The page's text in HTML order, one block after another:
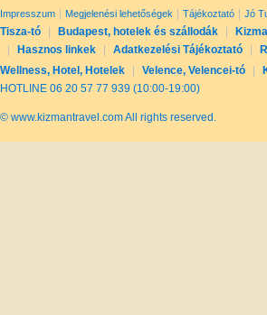
Impresszum Megjelenési lehetőségek Tájékoztató Jó
Tisza-tó Budapest, hotelek és szállodák
Hasznos linkek Adatkezelési Tájékoztató
Wellness, Hotel, Hotelek
Velence, Velencei-tó
HOTLINE 06 20 57 77 939 (10:00-19:00)
© www.kizmantravel.com All rights reserved.